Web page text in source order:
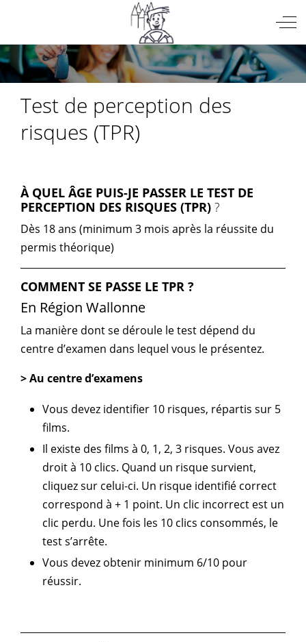
Test de perception des
risques (TPR)
À QUEL ÂGE PUIS-JE PASSER LE TEST DE
PERCEPTION DES RISQUES (TPR) ?
Dès 18 ans (minimum 3 mois après la réussite du
permis théorique)
COMMENT SE PASSE LE TPR ?
En Région Wallonne
La manière dont se déroule le test dépend du
centre d’examen dans lequel vous le présentez.
> Au centre d’examens
Vous devez identifier 10 risques, répartis sur 5
films.
Il existe des films à 0, 1, 2, 3 risques. Vous avez
droit à 10 clics. Quand un risque survient,
cliquez sur celui-ci. Un risque identifié correct
correspond à + 1 point. Un clic incorrect est un
clic perdu. Une fois les 10 clics consommés, le
test s’arrête.
Vous devez obtenir minimum 6/10 pour
réussir.